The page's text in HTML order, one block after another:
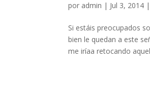
por admin | Jul 3, 2014 |
Si estáis preocupados
bien le quedan a este
me iríaa retocando